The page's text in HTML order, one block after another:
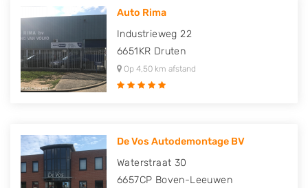
Auto Rima
Industrieweg 22
6651KR Druten
Op 4,50 km afstand
De Vos Autodemontage BV
Waterstraat 30
6657CP Boven-Leeuwen